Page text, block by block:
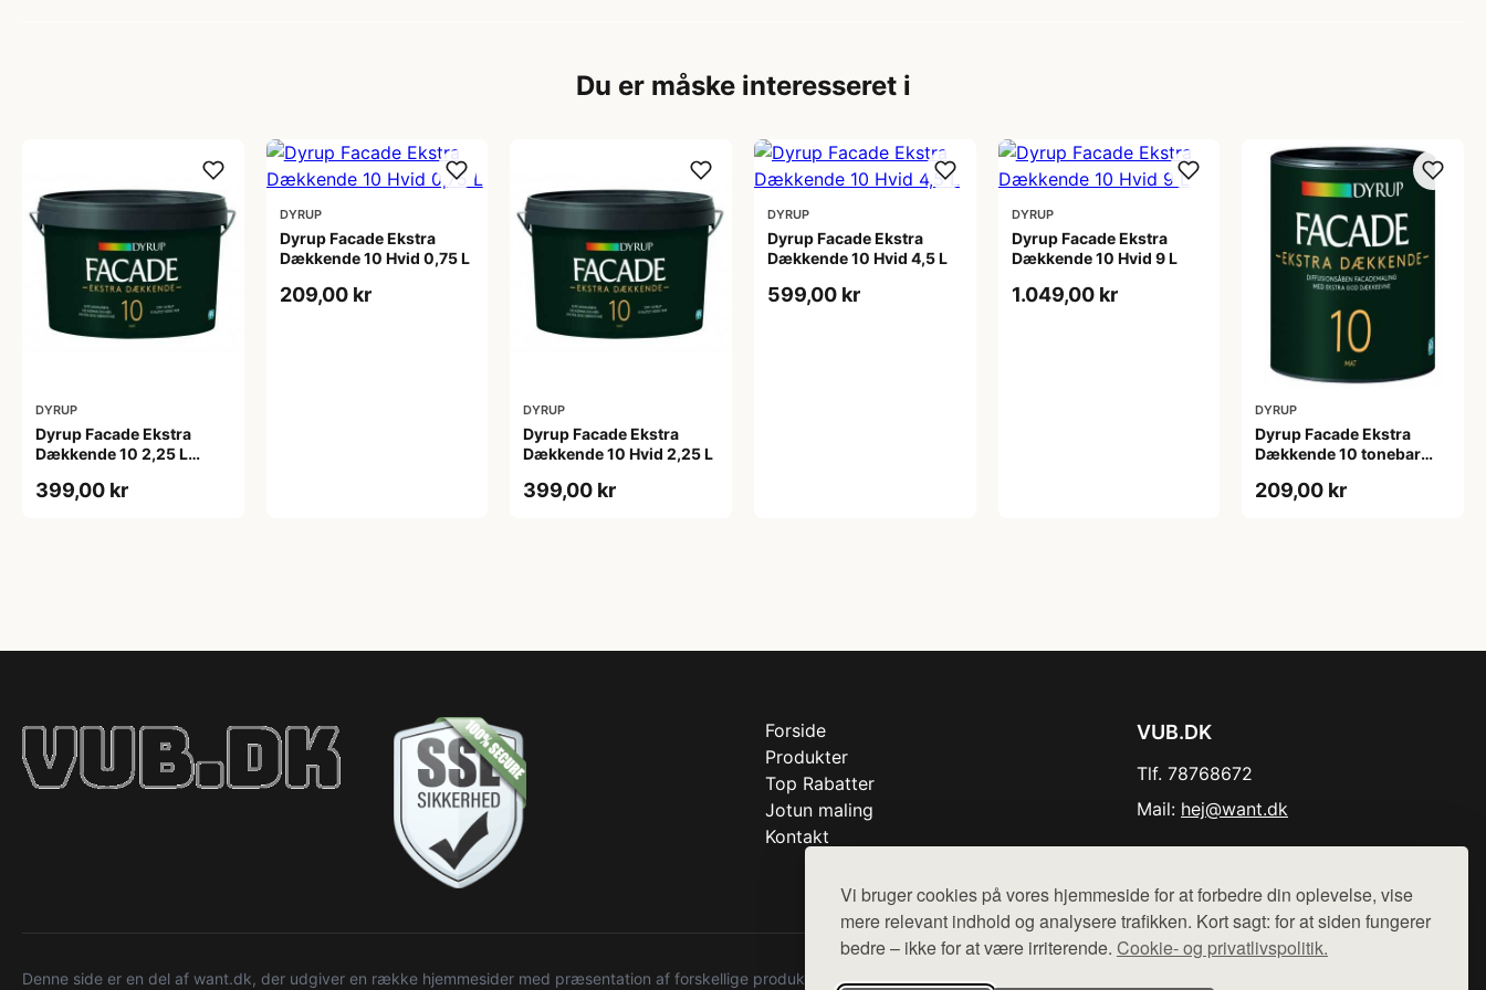
Vi bruger cookies på vores hjemmeside for at forbedre din oplevelse, vise
mere relevant indhold og analysere trafikken. Kort sagt: for at siden fungerer
bedre – ikke for at være irriterende. Cookie- og privatlivspolitik.
Du er måske interesseret i
DYRUP
Dyrup Facade Ekstra
Dækkende 10 2,25 L
399,00 kr
DYRUP
Dyrup Facade Ekstra
Dækkende 10 Hvid 0,75 L
209,00 kr
DYRUP
Dyrup Facade Ekstra
Dækkende 10 Hvid 2,25 L
399,00 kr
DYRUP
Dyrup Facade Ekstra
Dækkende 10 Hvid 4,5 L
599,00 kr
DYRUP
Dyrup Facade Ekstra
Dækkende 10 Hvid 9 L
1.049,00 kr
DYRUP
Dyrup Facade Ekstra
Dækkende 10 tonebar
209,00 kr
Forside
Produkter
Top Rabatter
Jotun maling
Kontakt
VUB.DK
Tlf. 78768672
Mail: hej@want.dk
Denne side er en del af want.dk, der udgiver en række hjemmesider med præsentation af forskellige produkter fra diverse webshops. Der sælges ikke varer fra denne side - vi henviser til de shops,